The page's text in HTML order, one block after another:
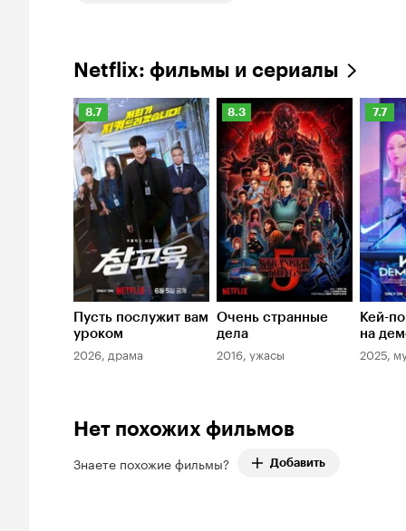
Netflix: фильмы и сериалы
Рейтинг
Кинопоиска
8.7
8.7
Пусть послужит вам
уроком
2026, драма
Рейтинг
Кинопоиска
8.3
8.3
Очень странные
дела
2016, ужасы
7.7
Кей-
на
2025,
Нет похожих фильмов
Знаете похожие фильмы? Добавить